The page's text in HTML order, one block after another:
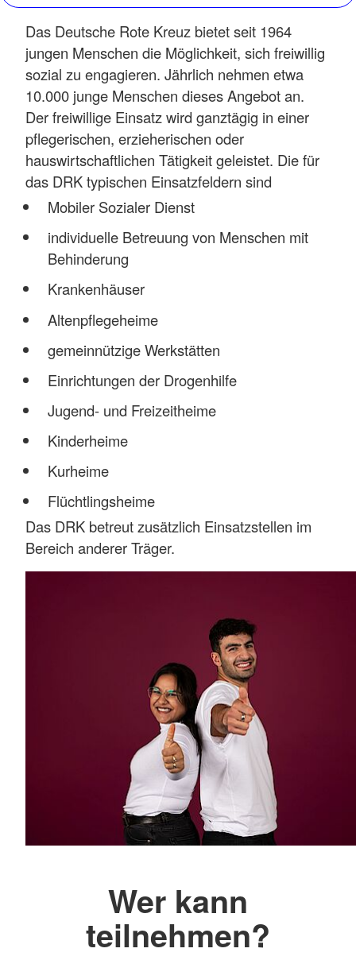
Das Deutsche Rote Kreuz bietet seit 1964
jungen Menschen die Möglichkeit, sich freiwillig
sozial zu engagieren. Jährlich nehmen etwa
10.000 junge Menschen dieses Angebot an.
Der freiwillige Einsatz wird ganztägig in einer
pflegerischen, erzieherischen oder
hauswirtschaftlichen Tätigkeit geleistet. Die für
das DRK typischen Einsatzfeldern sind
Mobiler Sozialer Dienst
individuelle Betreuung von Menschen mit
Behinderung
Krankenhäuser
Altenpflegeheime
gemeinnützige Werkstätten
Einrichtungen der Drogenhilfe
Jugend- und Freizeitheime
Kinderheime
Kurheime
Flüchtlingsheime
Das DRK betreut zusätzlich Einsatzstellen im
Bereich anderer Träger.
Wer kann
teilnehmen?